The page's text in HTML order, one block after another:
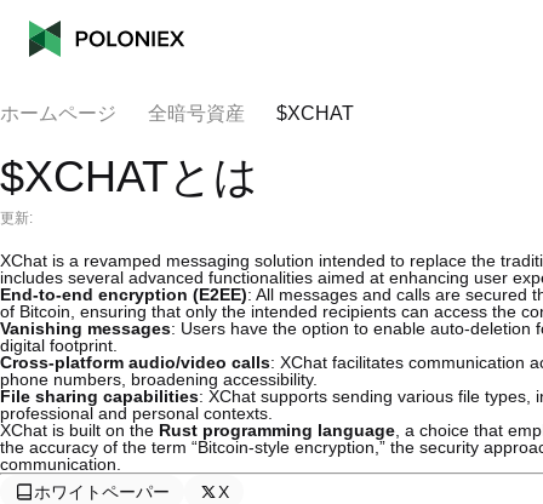
ホームページ 全暗号資産 $XCHAT
$XCHATとは
更新:
XChat is a revamped messaging solution intended to replace the
includes several advanced functionalities aimed at enhancing user
End-to-end encryption (E2EE): All messages and calls are secured
of Bitcoin, ensuring that only the intended recipients can access the
Vanishing messages: Users have the option to enable auto-
digital footprint.
Cross-platform audio/video calls: XChat facilitates communication
phone numbers, broadening accessibility.
File sharing capabilities: XChat supports sending various file types,
professional and personal contexts.
XChat is built on the Rust programming language , a choice that
the accuracy of the term “Bitcoin-style encryption,” the security
communication.
ホワイトペーパー
X